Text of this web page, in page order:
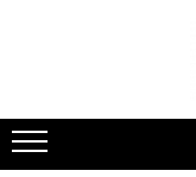
Camera de
Conexiune 4G
Conexiune Wi-Fi
Unelte si aparate
Nivele / Lasere
Telemetre